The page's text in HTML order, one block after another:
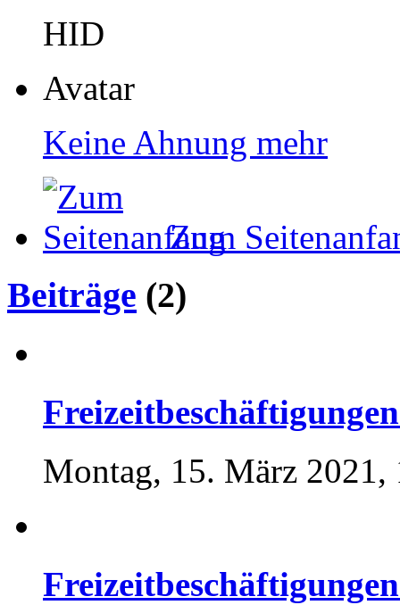
HID
Avatar
Keine Ahnung mehr
Zum
Beiträge (2)
Montag, 15. März 2021,